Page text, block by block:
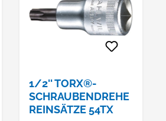
1/2'' TORX®-
SCHRAUBENDREHE
REINSÄTZE 54TX